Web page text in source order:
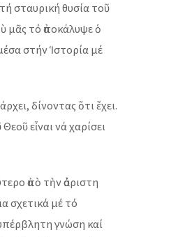
σταυρική θυσία τοῦ
μᾶς τό ἀποκάλυψε ὁ
στήν Ἱστορία μέ
δίνοντας ὅτι ἔχει.
εἶναι νά χαρίσει
ἀπὸ τὴν ἀόριστη
σχετικά μέ τό
γνώση καί